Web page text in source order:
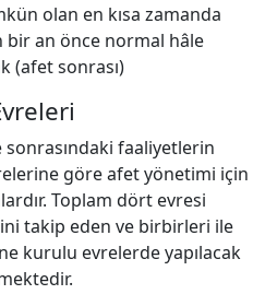
olan en kısa zamanda
bir an önce normal hâle
(afet sonrası)
sonrasındaki faaliyetlerin
göre afet yönetimi için
Toplam dört evresi
takip eden ve birbirleri ile
kurulu evrelerde yapılacak